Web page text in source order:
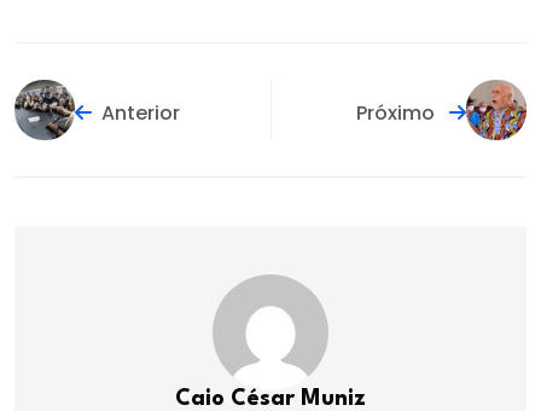
Anterior Próximo
Caio César Muniz